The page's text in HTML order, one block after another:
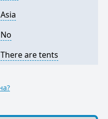
Asia
No
There are tents